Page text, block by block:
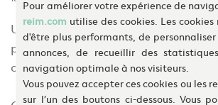
Un fonds géré par Keys REIM prend
participation dans la société
cuisines partagées Kitch !
Pour améliorer votre expérience de
reim.com utilise des cookies. Les
d'être plus performants, de
annonces, de recueillir des
navigation optimale à nos visiteurs.
Vous pouvez accepter ces cookies ou les
sur l’un des boutons ci-dessous. Vous